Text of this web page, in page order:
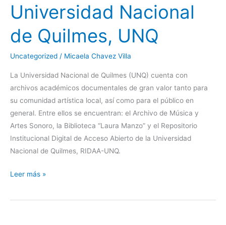
Universidad Nacional
de Quilmes, UNQ
Uncategorized / Micaela Chavez Villa
La Universidad Nacional de Quilmes (UNQ) cuenta con
archivos académicos documentales de gran valor tanto para
su comunidad artística local, así como para el público en
general. Entre ellos se encuentran: el Archivo de Música y
Artes Sonoro, la Biblioteca “Laura Manzo” y el Repositorio
Institucional Digital de Acceso Abierto de la Universidad
Nacional de Quilmes, RIDAA-UNQ.
Leer más »